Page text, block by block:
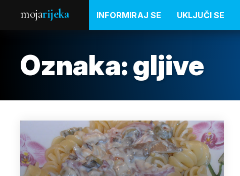
mojarijeka INFORMIRAJ SE UKLJUČI SE
Oznaka:gljive